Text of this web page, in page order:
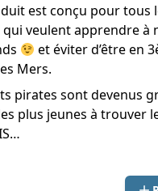
est conçu pour tous
veulent apprendre à
et éviter d’être en
Mers.
pirates sont devenus
plus jeunes à trouver